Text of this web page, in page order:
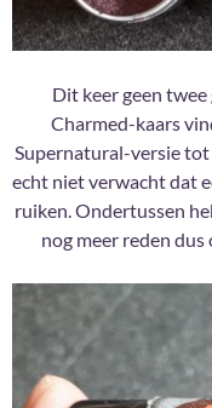
Dit keer geen
Charmed-kaars
Supernatural-versie tot
echt niet verwacht dat
ruiken. Ondertussen
nog meer reden dus